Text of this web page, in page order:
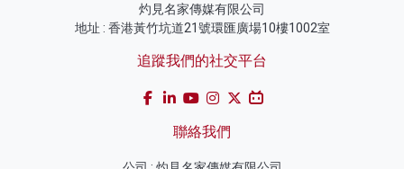
灼見名家傳媒有限公司
地址 : 香港黃竹坑道21號環匯廣場10樓1002室
追蹤我們的社交平台
聯絡我們